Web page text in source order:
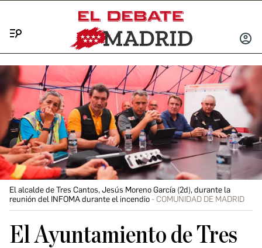
INICIAR
El alcalde de Tres Cantos, Jesús Moreno García (2d), durante la
reunión del INFOMA durante el incendio
COMUNIDAD DE MADRID
El Ayuntamiento de Tres